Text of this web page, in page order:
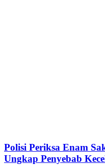
Polisi Periksa Enam
Ungkap Penyebab